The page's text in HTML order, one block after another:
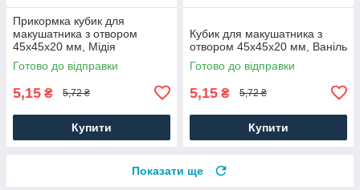
Прикормка кубик для
макушатника з отвором
45х45х20 мм, Мідія
Готово до відправки
5,15 ₴ 5,72 ₴
Купити
Кубик для макушатника з
отвором 45х45х20 мм, Ваніль
Готово до відправки
5,15 ₴ 5,72 ₴
Купити
Показати ще